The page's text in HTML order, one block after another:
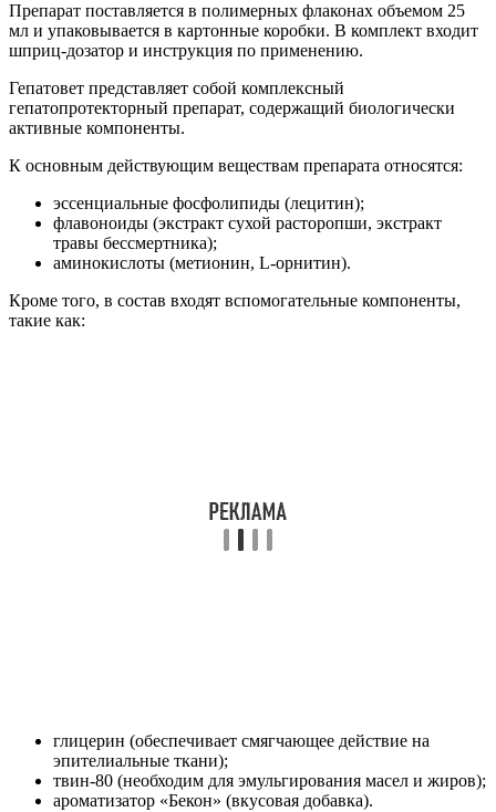
Препарат поставляется в полимерных флаконах объемом 25
мл и упаковывается в картонные коробки. В комплект входит
шприц-дозатор и инструкция по применению.
Гепатовет представляет собой комплексный
гепатопротекторный препарат, содержащий биологически
активные компоненты.
К основным действующим веществам препарата относятся:
эссенциальные фосфолипиды (лецитин);
флавоноиды (экстракт сухой расторопши, экстракт
травы бессмертника);
аминокислоты (метионин, L-орнитин).
Кроме того, в состав входят вспомогательные компоненты,
такие как:
глицерин (обеспечивает смягчающее действие на
эпителиальные ткани);
твин-80 (необходим для эмульгирования масел и жиров);
ароматизатор «Бекон» (вкусовая добавка).